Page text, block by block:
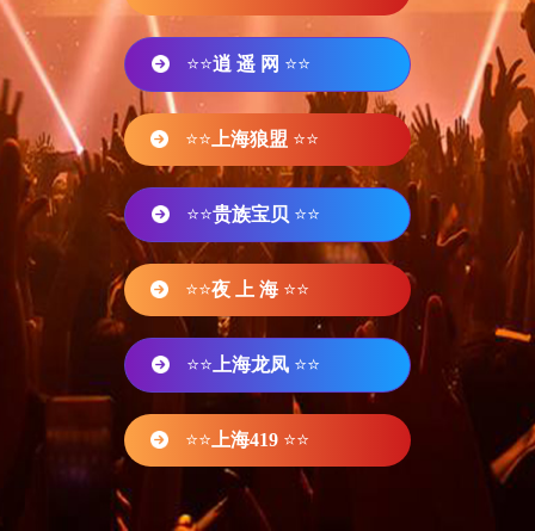
⭐⭐逍 遥 网 ⭐⭐
⭐⭐ 上海狼盟 ⭐⭐
⭐⭐贵族宝贝 ⭐⭐
⭐⭐夜 上 海 ⭐⭐
⭐⭐ 上海龙凤 ⭐⭐
⭐⭐ 上海419 ⭐⭐